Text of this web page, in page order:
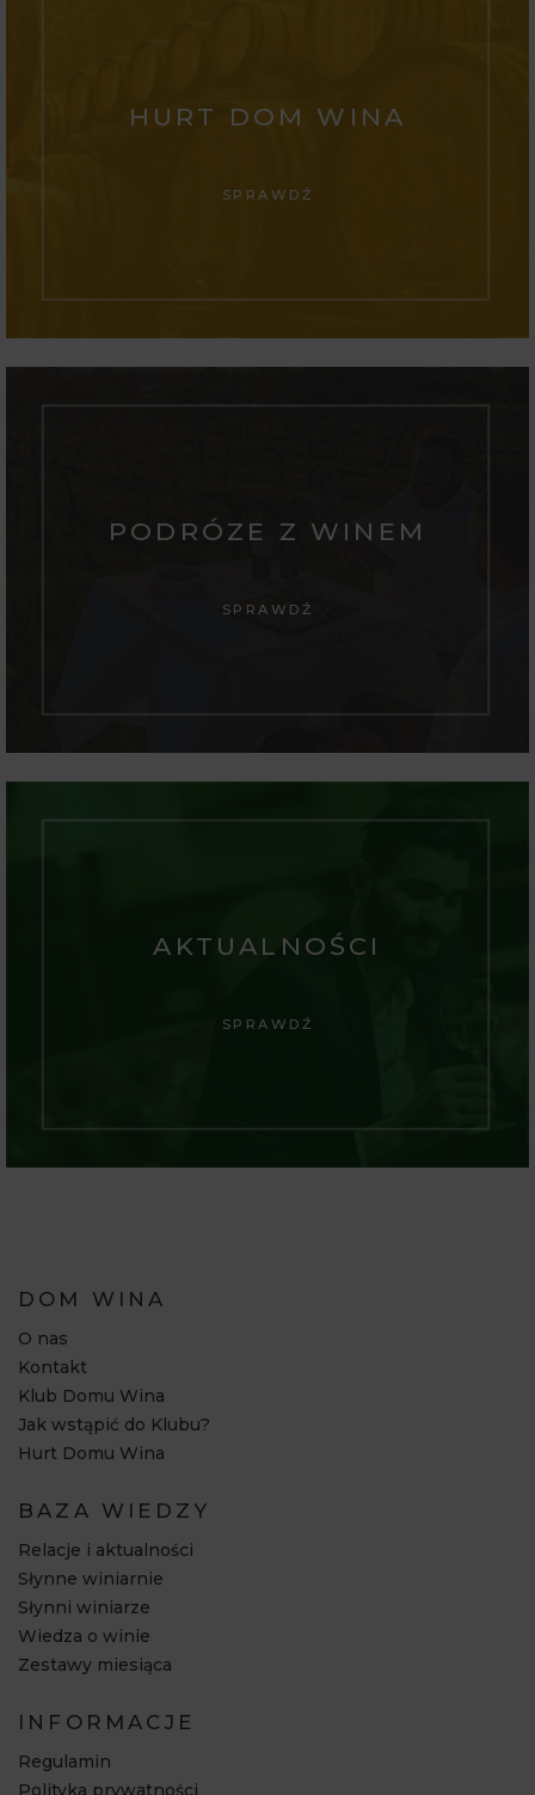
HURT DOM WINA
SPRAWDŹ
PODRÓZE Z WINEM
SPRAWDŹ
AKTUALNOŚCI
SPRAWDŹ
DOM WINA
O nas
Kontakt
Klub Domu Wina
Jak wstąpić do Klubu?
Hurt Domu Wina
BAZA WIEDZY
Relacje i aktualności
Słynne winiarnie
Słynni winiarze
Wiedza o winie
Zestawy miesiąca
INFORMACJE
Regulamin
Polityka prywatności